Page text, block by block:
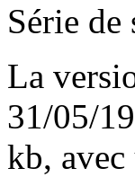
Série
La
31/05/
kb,